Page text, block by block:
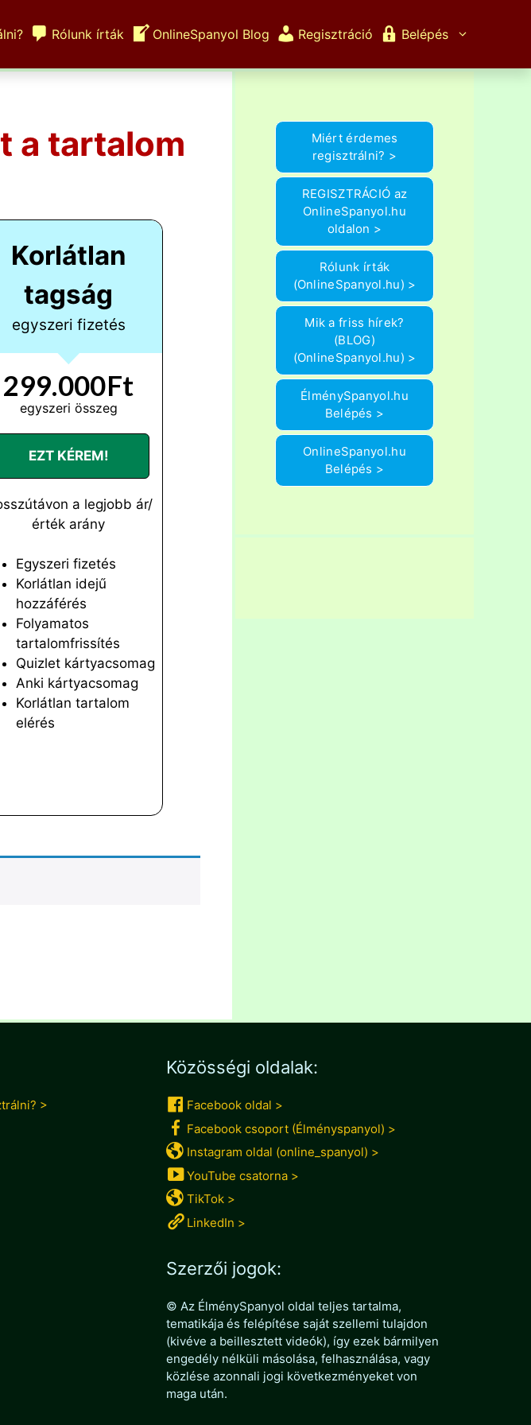
Rólunk írták OnlineSpanyol Blog Regisztráció Belépés
a tartalom
Korlátlan
tagság
egyszeri fizetés
299.000Ft
egyszeri összeg
EZT KÉREM!
a legjobb ár/
érték arány
Egyszeri fizetés
Korlátlan idejű
hozzáférés
Folyamatos
tartalomfrissítés
Quizlet kártyacsomag
Anki kártyacsomag
Korlátlan tartalom
elérés
Miért érdemes
regisztrálni? >
REGISZTRÁCIÓ az
OnlineSpanyol.hu
oldalon >
Rólunk írták
(OnlineSpanyol.hu) >
Mik a friss hírek?
(BLOG)
(OnlineSpanyol.hu) >
ÉlménySpanyol.hu
Belépés >
OnlineSpanyol.hu
Belépés >
>
Közösségi oldalak:
Facebook oldal >
Facebook csoport (Élményspanyol) >
Instagram oldal (online_spanyol) >
YouTube csatorna >
TikTok >
LinkedIn >
Szerzői jogok:
© Az ÉlménySpanyol oldal teljes tartalma,
tematikája és felépítése saját szellemi tulajdon
(kivéve a beillesztett videók), így ezek bármilyen
engedély nélküli másolása, felhasználása, vagy
közlése azonnali jogi következményeket von
maga után.